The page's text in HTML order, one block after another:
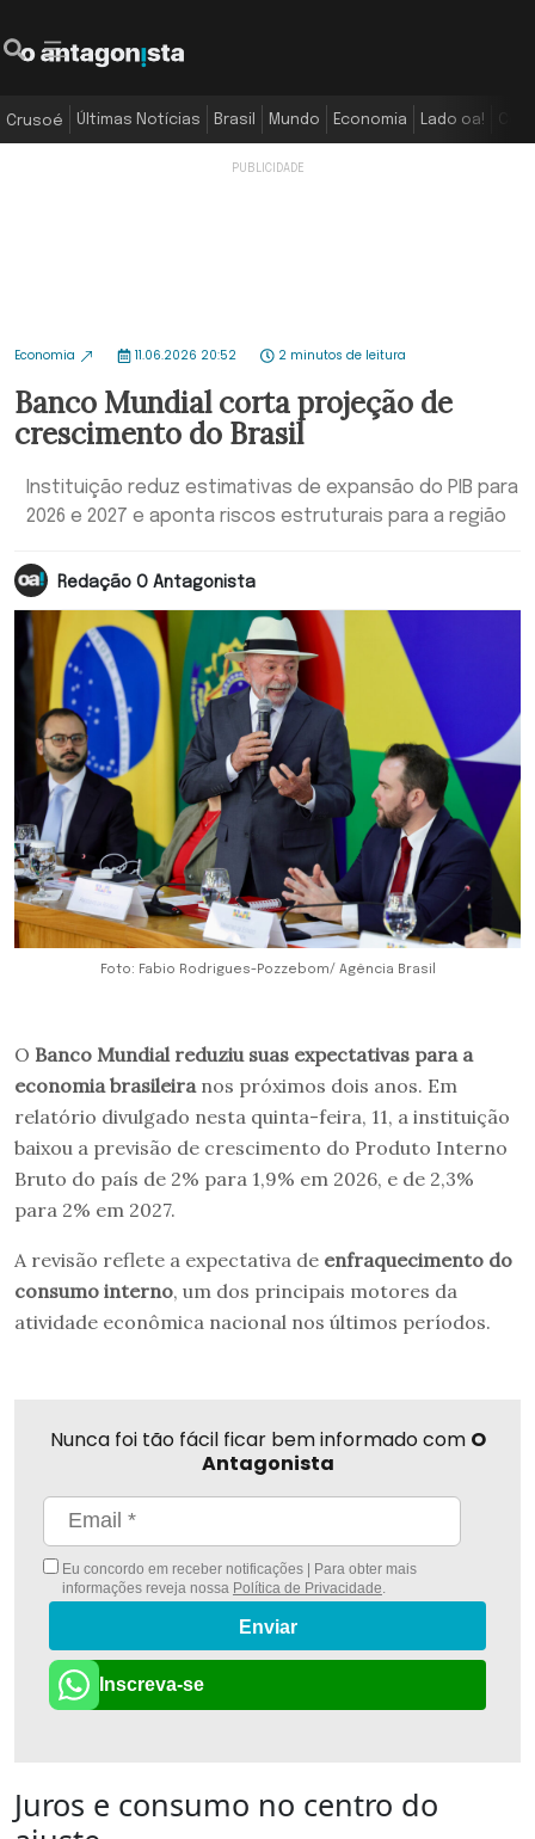
Crusoé Últimas Notícias Brasil Mundo Economia Lado oa!
Economia 11.06.2026 20:52 2 minutos de leitura
Banco Mundial corta projeção de
crescimento do Brasil
Instituição reduz estimativas de expansão do PIB para
2026 e 2027 e aponta riscos estruturais para a região
Redação O Antagonista
Foto: Fabio Rodrigues-Pozzebom/ Agência Brasil
O Banco Mundial reduziu suas expectativas para a
economia brasileira nos próximos dois anos. Em
relatório divulgado nesta quinta-feira, 11, a instituição
baixou a previsão de crescimento do Produto Interno
Bruto do país de 2% para 1,9% em 2026, e de 2,3%
para 2% em 2027.
A revisão reflete a expectativa de enfraquecimento do
consumo interno, um dos principais motores da
atividade econômica nacional nos últimos períodos.
Nunca foi tão fácil ficar bem informado com O
Antagonista
Eu concordo em receber notificações | Para obter mais
informações reveja nossa Política de Privacidade
Enviar
Inscreva-se
Juros e consumo no centro do